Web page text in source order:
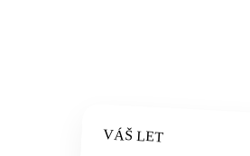
VÁŠ LET